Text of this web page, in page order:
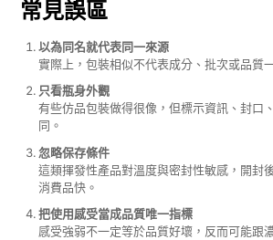
常見誤區
以為同名就代表同一來源
實際上，包裝相似不代表成分、批次或品質
只看瓶身外觀
有些仿品包裝做得很像，但標示資訊、封口
同。
忽略保存條件
這類揮發性產品對溫度與密封性敏感，開封
消費品快。
把使用感受當成品質唯一指標
感受強弱不一定等於品質好壞，反而可能跟